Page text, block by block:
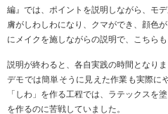
編』では、ポイントを説明しながら、モ
膚がしわしわになり、クマができ、顔色
にメイクを施しながらの説明で、こちら
説明が終わると、各自実践の時間となりま
デモでは簡単そうに見えた作業も実際に
「しわ」を作る工程では、ラテックスを
を作るのに苦戦していました。